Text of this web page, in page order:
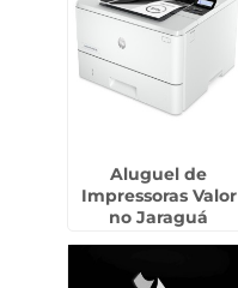
Aluguel de
Impressoras Valor
no Jaraguá